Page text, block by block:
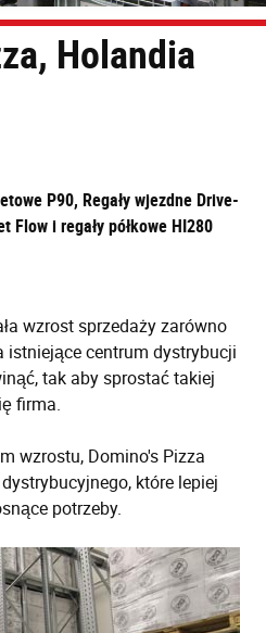
Holandia
P90, Regały wjezdne Drive-
Flow i regały półkowe HI280
wzrost sprzedaży zarówno
istniejące centrum dystrybucji
tak aby sprostać takiej
firma.
wzrostu, Domino's Pizza
które lepiej
potrzeby.